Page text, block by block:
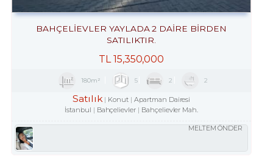
BAHÇELİEVLER YAYLADA 2 DAİRE BİRDEN
SATILIKTIR.
TL15,350,000
180m² 5 2 2
Satılık Konut
Apartman Dairesi
İstanbul
Bahçelievler Bahçelievler Mah.
MELTEM ÖNDER